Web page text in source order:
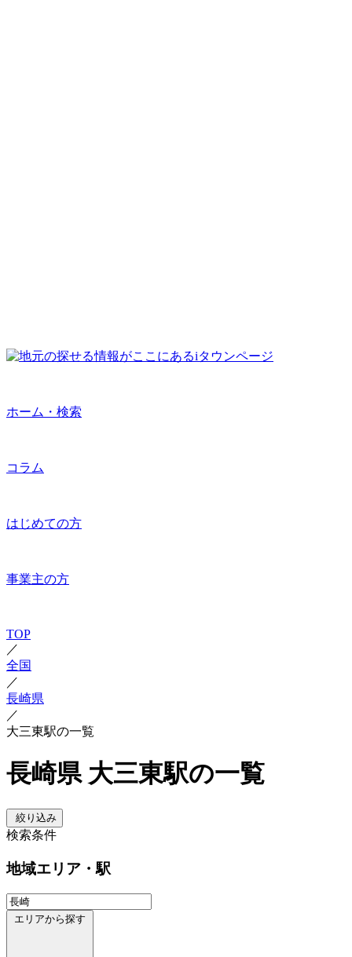
ホーム・検索
コラム
はじめての方
事業主の方
TOP
／
全国
／
長崎県
／
大三東駅の一覧
長崎県 大三東駅の一覧
絞り込み
検索条件
地域エリア・駅
エリアから探す